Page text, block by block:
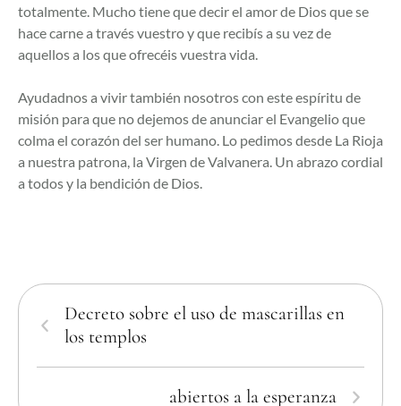
totalmente. Mucho tiene que decir el amor de Dios que se
hace carne a través vuestro y que recibís a su vez de
aquellos a los que ofrecéis vuestra vida.
Ayudadnos a vivir también nosotros con este espíritu de
misión para que no dejemos de anunciar el Evangelio que
colma el corazón del ser humano. Lo pedimos desde La Rioja
a nuestra patrona, la Virgen de Valvanera. Un abrazo cordial
a todos y la bendición de Dios.
Decreto sobre el uso de mascarillas en
los templos
abiertos a la esperanza